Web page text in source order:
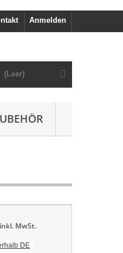
Anmelden
(Leer)
inkl. MwSt.
DE